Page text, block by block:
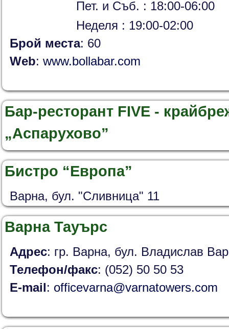
Пет. и Съб. : 18:00-06:00
Неделя : 19:00-02:00
Брой места: 60
Web: www.bollabar.com
Бар-ресторант FIVE -
„Аспарухово”
Бистро “Европа”
Варна, бул. "Сливница" 11
Варна Тауърс
Адрес: гр. Варна, бул. Владислав
Телефон/факс: (052) 50 50 53
Е-mail: officevarna@varnatowers.com